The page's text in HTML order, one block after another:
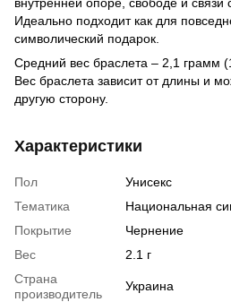
Идеально подходит как для
символический подарок.
Средний вес браслета – 2,1 грамм
Вес браслета зависит от длины и
другую сторону.
Характеристики
Пол
Унисекс
Тематика
Национальная
Покрытие
Чернение
Вес
2.1 г
Страна
производитель
Украина